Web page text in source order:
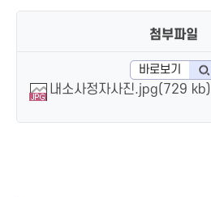
첨부파일
바로보기
내소사정자사진.jpg(729 kb)